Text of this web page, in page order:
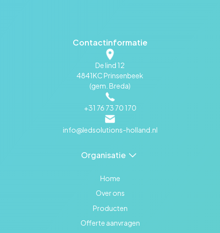
Contactinformatie
De lind 12
4841KC Prinsenbeek
(gem. Breda)
+31 76 73 70 170
info@ledsolutions-holland.nl
Organisatie
Home
Over ons
Producten
Offerte aanvragen